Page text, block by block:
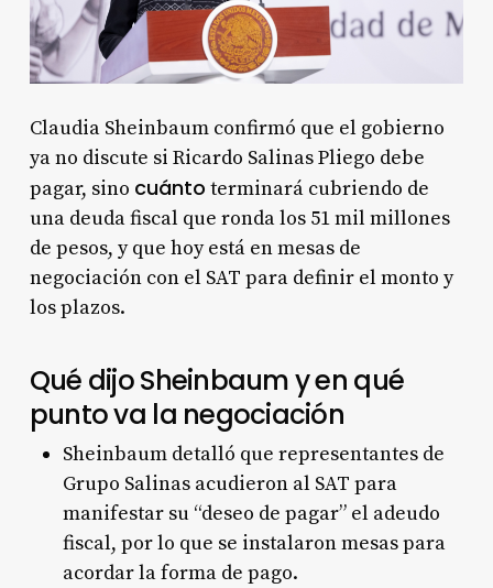
Claudia Sheinbaum confirmó que el gobierno
ya no discute si Ricardo Salinas Pliego debe
pagar, sino cuánto terminará cubriendo de
una deuda fiscal que ronda los 51 mil millones
de pesos, y que hoy está en mesas de
negociación con el SAT para definir el monto y
los plazos.
Qué dijo Sheinbaum y en qué
punto va la negociación
Sheinbaum detalló que representantes de
Grupo Salinas acudieron al SAT para
manifestar su “deseo de pagar” el adeudo
fiscal, por lo que se instalaron mesas para
acordar la forma de pago.